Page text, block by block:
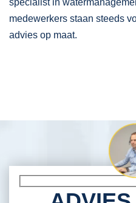
specialist in
medewerkers staan steeds
advies op maat.